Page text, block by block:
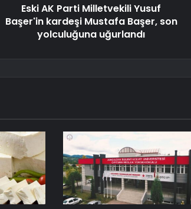
Eski AK Parti Milletvekili Yusuf
Başer'in kardeşi Mustafa Başer, son
yolculuğuna uğurlandı